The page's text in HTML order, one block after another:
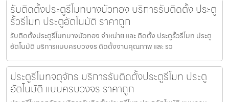
รับติดตั้งประตูรีโมทบางบัวทอง บริการรับติดตั้ง ประตู
รั้วรีโมท ประตูอัตโนมัติ ราคาถูก
รับติดตั้งประตูรีโมทบางบัวทอง จำหน่าย และ ติดตั้ง ประตูรั้วรีโมท ประตู
อัตโนมัติ บริการแบบครบวงจร ติดตั้งงานคุณภาพ และ รว
ประตูรีโมทจตุจักร บริการรับติดตั้งประตูรีโมท ประตู
อัตโนมัติ แบบครบวงจร ราคาถูก